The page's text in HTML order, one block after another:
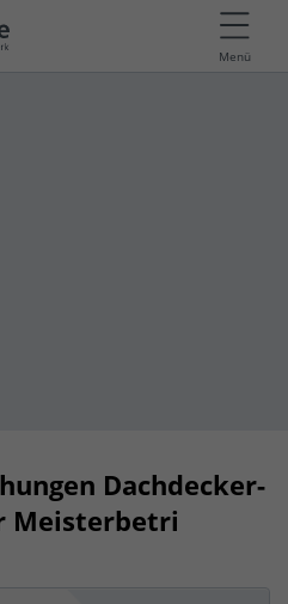
Menü
Dachdecker-
Meisterbetri